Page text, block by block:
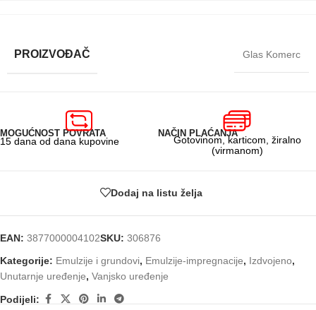
PROIZVOĐAČ Glas Komerc
MOGUĆNOST POVRATA
15 dana od dana kupovine
NAČIN PLAĆANJA
Gotovinom, karticom, žiralno
(virmanom)
Dodaj na listu želja
EAN: 3877000004102SKU: 306876
Kategorije: Emulzije i grundovi, Emulzije-impregnacije, Izdvojeno,
Unutarnje uređenje, Vanjsko uređenje
Podijeli: